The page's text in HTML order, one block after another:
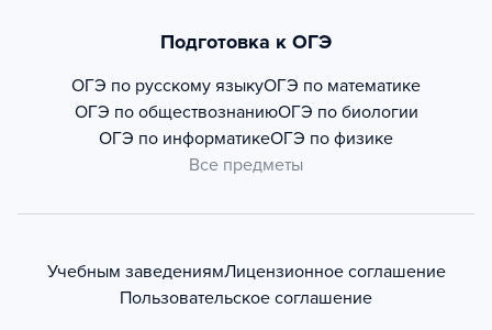
Подготовка к ОГЭ
ОГЭ по русскому языкуОГЭ по математике
ОГЭ по обществознаниюОГЭ по биологии
ОГЭ по информатикеОГЭ по физике
Все предметы
Учебным заведениямЛицензионное соглашение
Пользовательское соглашение